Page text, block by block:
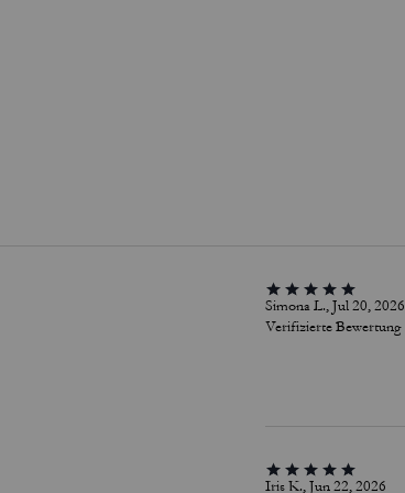
Simona L., Jul 20, 2026
Verifizierte Bewertung
Iris K., Jun 22, 2026